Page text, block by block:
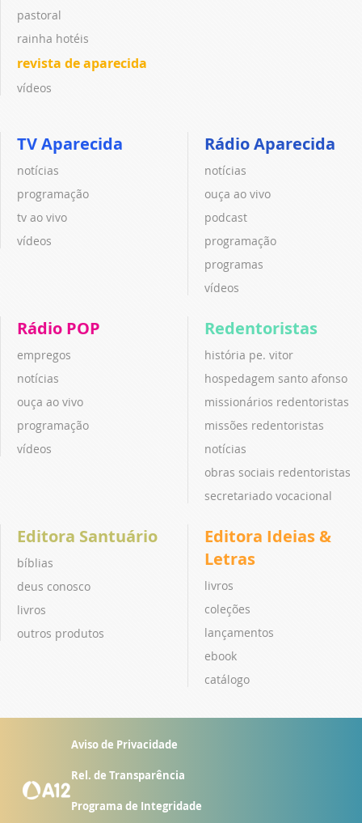
pastoral
rainha hotéis
revista de aparecida
vídeos
TV Aparecida
notícias
programação
tv ao vivo
vídeos
Rádio Aparecida
notícias
ouça ao vivo
podcast
programação
programas
vídeos
Rádio POP
empregos
notícias
ouça ao vivo
programação
vídeos
Redentoristas
história pe. vitor
hospedagem santo afonso
missionários redentoristas
missões redentoristas
notícias
obras sociais redentoristas
secretariado vocacional
Editora Santuário
bíblias
deus conosco
livros
outros produtos
Editora Ideias &
Letras
livros
coleções
lançamentos
ebook
catálogo
Aviso de Privacidade
Rel. de Transparência
Programa de Integridade